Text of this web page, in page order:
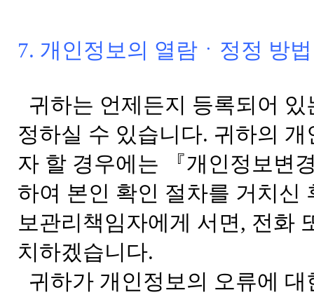
7. 개인정보의 열람ㆍ정정 방법
귀하는 언제든지 등록되어
정하실 수 있습니다. 귀하의
자 할 경우에는 『개인정보변
하여 본인 확인 절차를 거치신
보관리책임자에게 서면, 전화
치하겠습니다.
귀하가 개인정보의 오류에